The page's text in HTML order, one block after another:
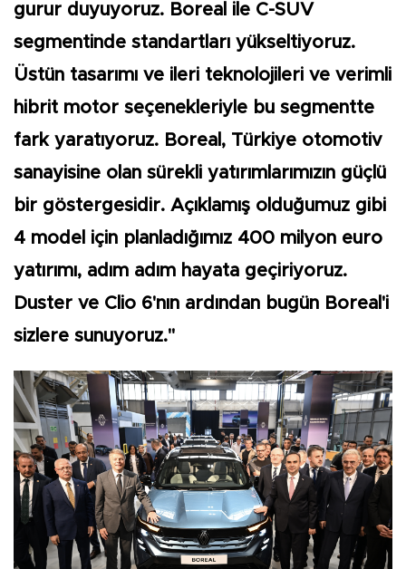
gurur duyuyoruz. Boreal ile C-SUV
segmentinde standartları yükseltiyoruz.
Üstün tasarımı ve ileri teknolojileri ve verimli
hibrit motor seçenekleriyle bu segmentte
fark yaratıyoruz. Boreal, Türkiye otomotiv
sanayisine olan sürekli yatırımlarımızın güçlü
bir göstergesidir. Açıklamış olduğumuz gibi
4 model için planladığımız 400 milyon euro
yatırımı, adım adım hayata geçiriyoruz.
Duster ve Clio 6'nın ardından bugün Boreal'i
sizlere sunuyoruz."